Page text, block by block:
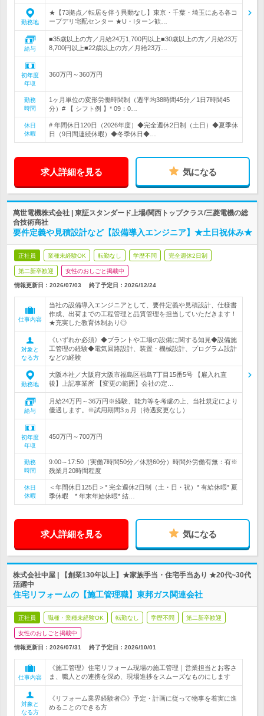
勤務地
★【73拠点／転居を伴う異動なし】東京・千葉・埼玉にある各コ
ープデリ宅配センター ★U・Iターン歓…
給与
■35歳以上の方／月給24万1,700円以上■30歳以上の方／月給23万
8,700円以上■22歳以上の方／月給23万…
初年度
年収
360万円～360万円
勤務
時間
1ヶ月単位の変形労働時間制（週平均38時間45分／1日7時間45
分）# 【 シフト例 】* 09：0…
休日
休暇
# 年間休日120日（2026年度）◆完全週休2日制（土日）◆夏季休
日（9日間連続休暇）◆冬季休日◆…
求人詳細を見る 気になる
萬世電機株式会社 | 東証スタンダード上場/関西トップクラス/三菱電機の総
合技術商社
要件定義や見積設計など【設備導入エンジニア】★土日祝休み★
正社員 業種未経験OK 転勤なし 学歴不問 完全週休2日制
第二新卒歓迎 女性のおしごと掲載中
情報更新日：2026/07/03 終了予定日： 2026/12/24
仕事内容
当社の設備導入エンジニアとして、要件定義や見積設計、仕様書
作成、出荷までの工程管理と品質管理を担当していただきます！
★充実した教育体制あり◎
対象と
なる方
《いずれか必須》◆プラントや工場の設備に関する知見◆設備施
工管理の経験◆電気回路設計、装置・機械設計、プログラム設計
などの経験
勤務地
大阪本社／大阪府大阪市福島区福島7丁目15番5号 【雇入れ直
後】上記事業所 【変更の範囲】会社の定…
給与
月給24万円～36万円※経験、能力等を考慮の上、当社規定により
優遇します。※試用期間3ヵ月（待遇変更なし）
初年度
年収
450万円～700万円
勤務
時間
9:00～17:50（実働7時間50分／休憩60分）時間外労働有無：有※
残業月20時間程度
休日
休暇
＜年間休日125日＞* 完全週休2日制（土・日・祝）* 有給休暇* 夏
季休暇 * 年末年始休暇* 結…
求人詳細を見る 気になる
株式会社中屋 | 【創業130年以上】★家族手当・住宅手当あり ★20代~30代
活躍中
住宅リフォームの【施工管理職】東邦ガス関連会社
正社員 職種・業種未経験OK 転勤なし 学歴不問 第二新卒歓迎
女性のおしごと掲載中
情報更新日：2026/07/31 終了予定日： 2026/10/01
仕事内容
《施工管理》住宅リフォーム現場の施工管理｜営業担当とお客さ
ま、職人との連携を深め、現場進捗をスムーズなものにします
対象と
なる方
《リフォーム業界経験者◎》予定・計画に従って物事を着実に進
めることのできる方